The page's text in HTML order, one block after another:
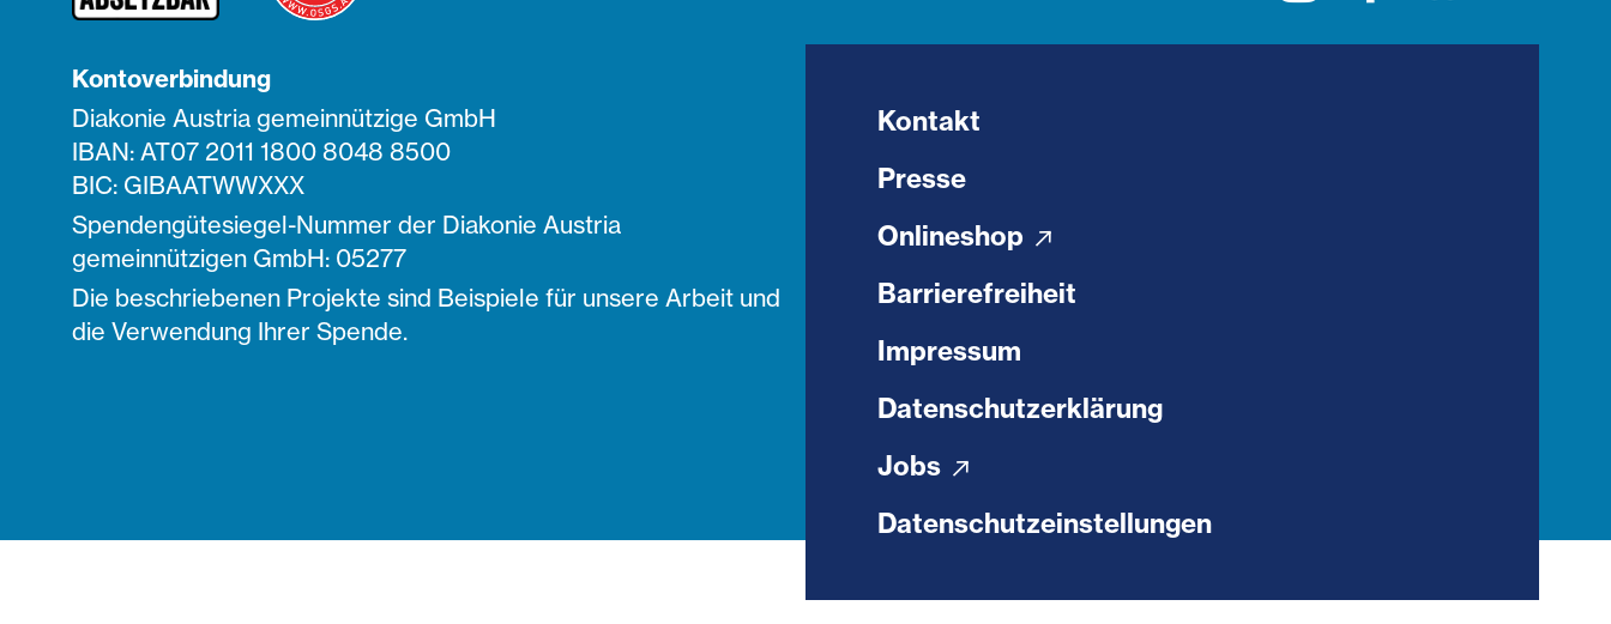
Kontoverbindung
Diakonie Austria gemeinnützige GmbH
IBAN: AT07 2011 1800 8048 8500
BIC: GIBAATWWXXX
Spendengütesiegel-Nummer der Diakonie Austria
gemeinnützigen GmbH: 05277
Die beschriebenen Projekte sind Beispiele für unsere Arbeit und
die Verwendung Ihrer Spende.
Kontakt
Presse
Onlineshop
Barrierefreiheit
Impressum
Datenschutzerklärung
Jobs
Datenschutzeinstellungen